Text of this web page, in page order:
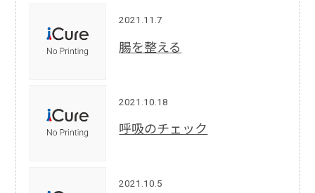
2021.11.7
腸を整える
2021.10.18
呼吸のチェック
2021.10.5